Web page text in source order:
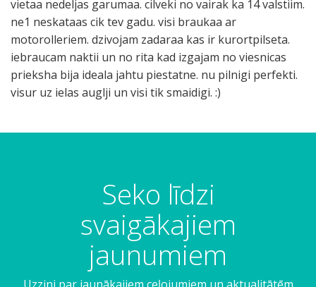
vietaa nedeljas garumaa. cilveki no vairak ka 14 valstiim.
ne1 neskataas cik tev gadu. visi braukaa ar
motorolleriem. dzivojam zadaraa kas ir kurortpilseta.
iebraucam naktii un no rita kad izgajam no viesnicas
prieksha bija ideala jahtu piestatne. nu pilnigi perfekti.
visur uz ielas auglji un visi tik smaidigi. :)
Seko līdzi
svaigākajiem
jaunumiem